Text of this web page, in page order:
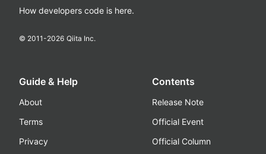
How developers code is here.
© 2011-2026 Qiita Inc.
Guide & Help
About
Terms
Privacy
Contents
Release Note
Official Event
Official Column